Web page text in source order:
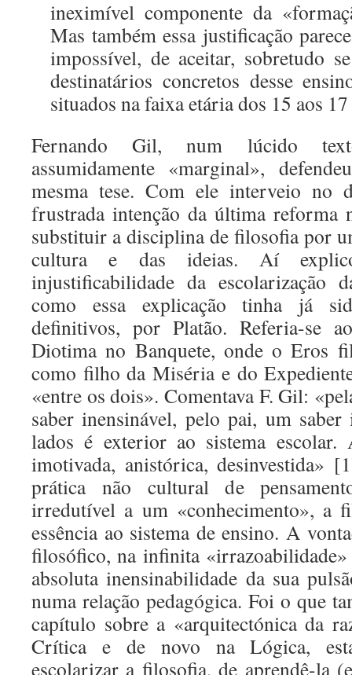
ineximível componente da
Mas também essa justificação
impossível, de aceitar, sobretudo
destinatários concretos desse
situados na faixa etária dos 15 aos
Fernando Gil, num lúcido
assumidamente «marginal»,
mesma tese. Com ele interveio no
frustrada intenção da última reforma
substituir a disciplina de filosofia por
cultura e das ideias. Aí
injustificabilidade da escolarização
como essa explicação tinha já
definitivos, por Platão. Referia-se
Diotima no Banquete, onde o Eros
como filho da Miséria e do
«entre os dois». Comentava F. Gil:
saber inensinável, pelo pai, um saber
lados é exterior ao sistema
imotivada, anistórica, desinvestida»
prática não cultural de
irredutível a um «conhecimento», a
essência ao sistema de ensino. A
filosófico, na infinita «irrazoabilidade»
absoluta inensinabilidade da sua
numa relação pedagógica. Foi o que
capítulo sobre a «arquitectónica da
Crítica e de novo na Lógica,
escolarizar a filosofia, de aprendê-la